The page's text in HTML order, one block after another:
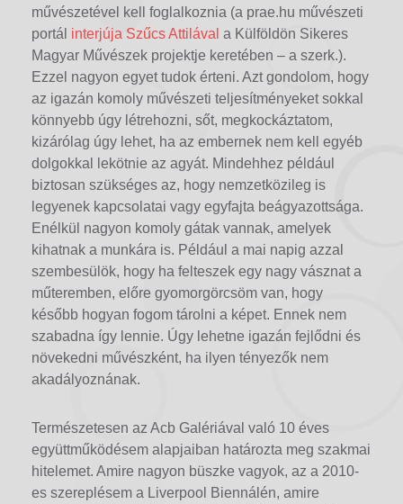
művészetével kell foglalkoznia (a prae.hu művészeti
portál interjúja Szűcs Attilával a Külföldön Sikeres
Magyar Művészek projektje keretében – a szerk.).
Ezzel nagyon egyet tudok érteni. Azt gondolom, hogy
az igazán komoly művészeti teljesítményeket sokkal
könnyebb úgy létrehozni, sőt, megkockáztatom,
kizárólag úgy lehet, ha az embernek nem kell egyéb
dolgokkal lekötnie az agyát. Mindehhez például
biztosan szükséges az, hogy nemzetközileg is
legyenek kapcsolatai vagy egyfajta beágyazottsága.
Enélkül nagyon komoly gátak vannak, amelyek
kihatnak a munkára is. Például a mai napig azzal
szembesülök, hogy ha felteszek egy nagy vásznat a
műteremben, előre gyomorgörcsöm van, hogy
később hogyan fogom tárolni a képet. Ennek nem
szabadna így lennie. Úgy lehetne igazán fejlődni és
növekedni művészként, ha ilyen tényezők nem
akadályoznának.
Természetesen az Acb Galériával való 10 éves
együttműködésem alapjaiban határozta meg szakmai
hitelemet. Amire nagyon büszke vagyok, az a 2010-
es szereplésem a Liverpool Biennálén, amire